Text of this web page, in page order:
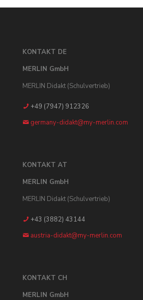
KONTAKT DE
MERLIN GmbH
MERLIN Didakt (Schulvertrieb)
+49 (7947) 912326
germany-didakt@my-merlin.com
KONTAKT AT
MERLIN GmbH
MERLIN Didakt (Schulvertrieb)
+43 (3882) 43144
austria-didakt@my-merlin.com
KONTAKT CH
MERLIN GmbH